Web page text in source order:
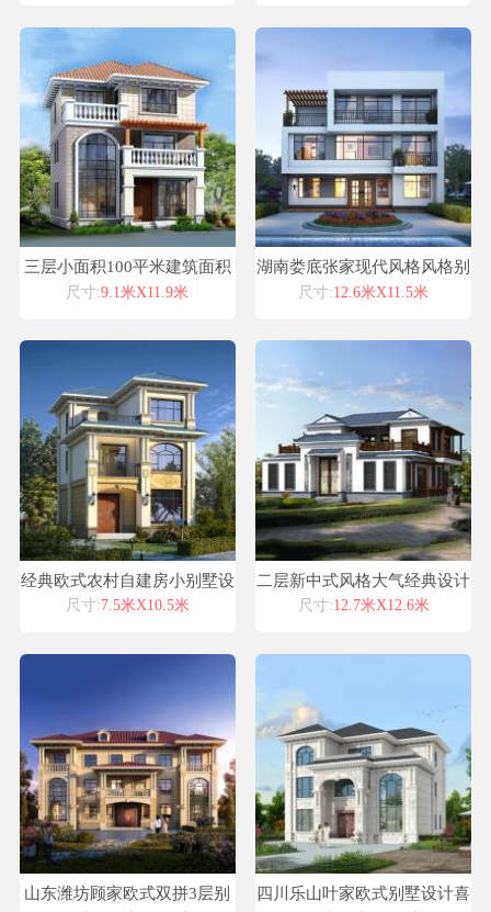
三层小面积100平米建筑面积
280平米2开间旋转楼梯小别墅
尺寸:9.1米X11.9米
湖南娄底张家现代风格风格别
墅自建房设计图纸喜天下建筑
尺寸:12.6米X11.5米
经典欧式农村自建房小别墅设
计图纸案例图纸之家易盖房建
尺寸:7.5米X10.5米
二层新中式风格大气经典设计
图纸
尺寸:12.7米X12.6米
山东潍坊顾家欧式双拼3层别
四川乐山叶家欧式别墅设计喜